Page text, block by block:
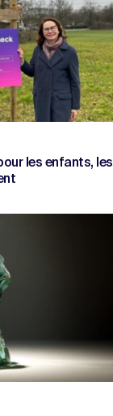
les enfants, les